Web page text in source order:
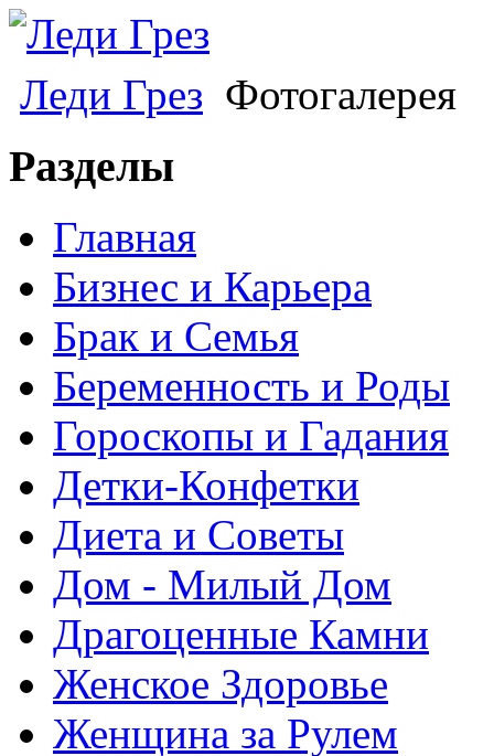
Леди Грез Фотогалерея
Разделы
Главная
Бизнес и Карьера
Брак и Семья
Беременность и Роды
Гороскопы и Гадания
Детки-Конфетки
Диета и Советы
Дом - Милый Дом
Драгоценные Камни
Женское Здоровье
Женщина за Рулем